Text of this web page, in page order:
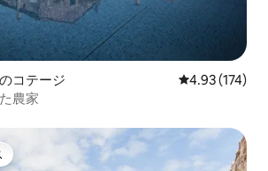
コテージ レビュー174
4.93 (174)
農家
イスです。